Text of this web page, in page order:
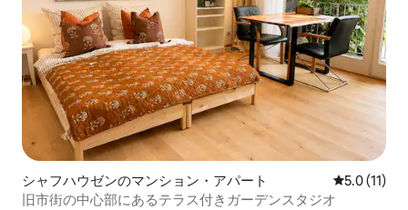
シャフハウゼンのマンション・アパート レビュー11
5.0 (11)
旧市街の中心部にあるテラス付きガーデンスタジオ